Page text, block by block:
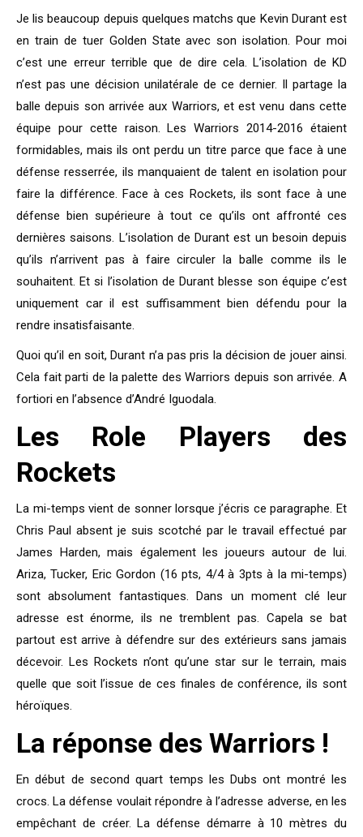
Je lis beaucoup depuis quelques matchs que Kevin Durant est
en train de tuer Golden State avec son isolation. Pour moi
c’est une erreur terrible que de dire cela. L’isolation de KD
n’est pas une décision unilatérale de ce dernier. Il partage la
balle depuis son arrivée aux Warriors, et est venu dans cette
équipe pour cette raison. Les Warriors 2014-2016 étaient
formidables, mais ils ont perdu un titre parce que face à une
défense resserrée, ils manquaient de talent en isolation pour
faire la différence. Face à ces Rockets, ils sont face à une
défense bien supérieure à tout ce qu’ils ont affronté ces
dernières saisons. L’isolation de Durant est un besoin depuis
qu’ils n’arrivent pas à faire circuler la balle comme ils le
souhaitent. Et si l’isolation de Durant blesse son équipe c’est
uniquement car il est suffisamment bien défendu pour la
rendre insatisfaisante.
Quoi qu’il en soit, Durant n’a pas pris la décision de jouer ainsi.
Cela fait parti de la palette des Warriors depuis son arrivée. A
fortiori en l’absence d’André Iguodala.
Les Role Players des
Rockets
La mi-temps vient de sonner lorsque j’écris ce paragraphe. Et
Chris Paul absent je suis scotché par le travail effectué par
James Harden, mais également les joueurs autour de lui.
Ariza, Tucker, Eric Gordon (16 pts, 4/4 à 3pts à la mi-temps)
sont absolument fantastiques. Dans un moment clé leur
adresse est énorme, ils ne tremblent pas. Capela se bat
partout est arrive à défendre sur des extérieurs sans jamais
décevoir. Les Rockets n’ont qu’une star sur le terrain, mais
quelle que soit l’issue de ces finales de conférence, ils sont
héroïques.
La réponse des Warriors !
En début de second quart temps les Dubs ont montré les
crocs. La défense voulait répondre à l’adresse adverse, en les
empêchant de créer. La défense démarre à 10 mètres du